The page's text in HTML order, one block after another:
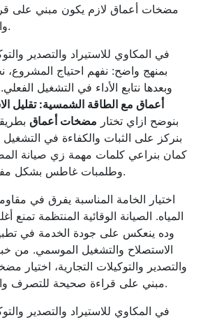
مضخات أعماق لازم يكون مبني على
والضغط وبيئة التشغيل.
في المكاوي للاستيراد والتصدير
بمنهج واضح: نفهم احتياج المشروع،
وبعدها نتابع الأداء في التشغيل
أعماق مع الطاقة الشمسية: تقليل
بنوضح ازاي تختار مضخات أعماق
كمان بنراعي كلمات مهمة زي صيانة
وطلمبات غاطس بشكل مفيد للقارئ بدون حشو.
اختيار الخامة المناسبة يفرق في
المياه. الصيانة الوقائية المنتظمة تمنع
وده ينعكس على جودة الخدمة في
الاستصلاح والتشغيل الموسمي. من
والتصدير والتوكيلات التجارية، اختيار
مبني على قراءة صحيحة للتصرف والضغط وبيئة التشغيل.
في المكاوي للاستيراد والتصدير